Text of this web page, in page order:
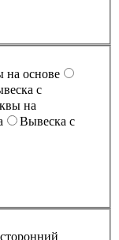
на основе
с
на
Вывеска с